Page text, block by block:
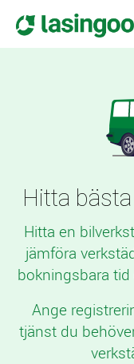
Hitta
Hitta en
jämföra
bokningsbara
Ange
tjänst du